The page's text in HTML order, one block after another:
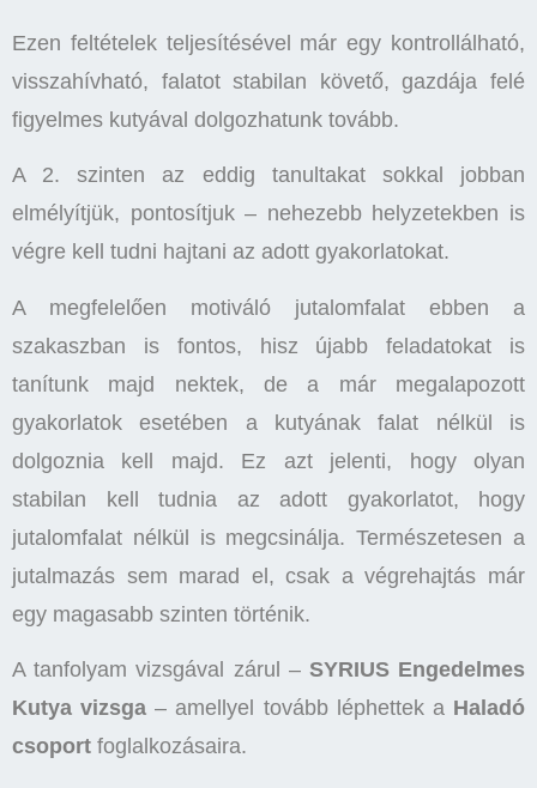
Ezen feltételek teljesítésével már egy kontrollálható,
visszahívható, falatot stabilan követő, gazdája felé
figyelmes kutyával dolgozhatunk tovább.
A 2. szinten az eddig tanultakat sokkal jobban
elmélyítjük, pontosítjuk – nehezebb helyzetekben is
végre kell tudni hajtani az adott gyakorlatokat.
A megfelelően motiváló jutalomfalat ebben a
szakaszban is fontos, hisz újabb feladatokat is
tanítunk majd nektek, de a már megalapozott
gyakorlatok esetében a kutyának falat nélkül is
dolgoznia kell majd. Ez azt jelenti, hogy olyan
stabilan kell tudnia az adott gyakorlatot, hogy
jutalomfalat nélkül is megcsinálja. Természetesen a
jutalmazás sem marad el, csak a végrehajtás már
egy magasabb szinten történik.
A tanfolyam vizsgával zárul –SYRIUS Engedelmes
Kutya vizsga– amellyel tovább léphettek a Haladó
csoport foglalkozásaira.